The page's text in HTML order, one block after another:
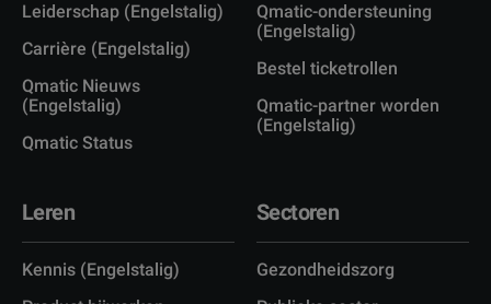
Leiderschap (Engelstalig)
Carrière (Engelstalig)
Qmatic Nieuws
(Engelstalig)
Qmatic Status
Qmatic-ondersteuning
(Engelstalig)
Bestel ticketrollen
Qmatic-partner worden
(Engelstalig)
Leren
Kennis (Engelstalig)
Sectoren
Gezondheidszorg